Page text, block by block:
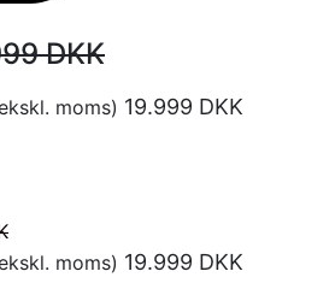
DKK
moms) 19.999 DKK
moms) 19.999 DKK